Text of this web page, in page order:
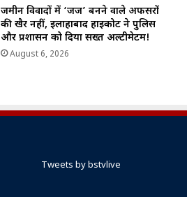
जमीन विवादों में ‘जज’ बनने वाले अफसरों
की खैर नहीं, इलाहाबाद हाईकोर्ट ने पुलिस
और प्रशासन को दिया सख्त अल्टीमेटम!
August 6, 2026
Tweets by bstvlive